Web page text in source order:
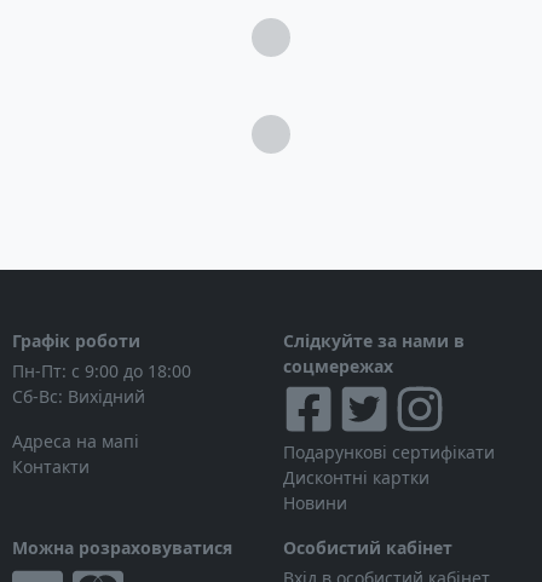
Графік роботи
Пн-Пт: с 9:00 до 18:00
Сб-Вс: Вихідний
Адреса на мапі
Контакти
Слідкуйте за нами в
соцмережах
Подарункові сертифікати
Дисконтні картки
Новини
Можна розраховуватися
Особистий кабінет